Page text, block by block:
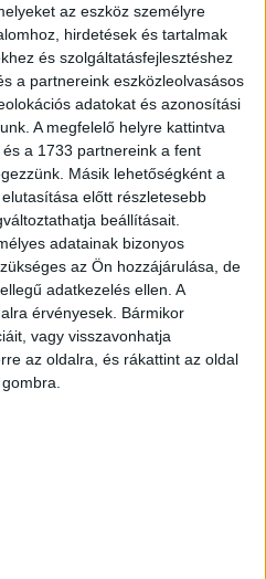
az eszköz személyre
hirdetések és tartalmak
és szolgáltatásfejlesztéshez
a partnereink eszközleolvasásos
adatokat és azonosítási
A megfelelő helyre kattintva
a 1733 partnereink a fent
Másik lehetőségként a
előtt részletesebb
beállításait.
adatainak bizonyos
az Ön hozzájárulása, de
adatkezelés ellen. A
érvényesek. Bármikor
vagy visszavonhatja
az oldalra, és rákattint az oldal